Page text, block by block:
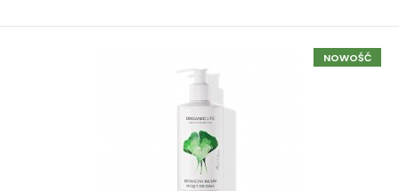
NOWOŚĆ